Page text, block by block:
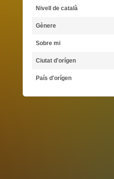
Nivell de català
Gènere
Sobre mi
Ciutat d'orígen
País d'orígen